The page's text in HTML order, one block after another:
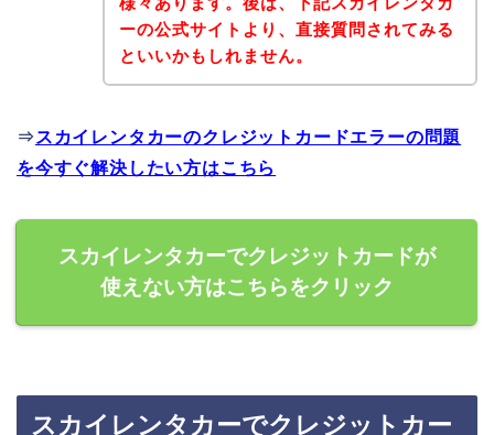
ーの公式サイトより、直接質問されてみる
といいかもしれません。
⇒ スカイレンタカーのクレジットカードエラーの問題
を今すぐ解決したい方はこちら
スカイレンタカーでクレジットカードが
使えない方はこちらをクリック
スカイレンタカーでクレジットカー